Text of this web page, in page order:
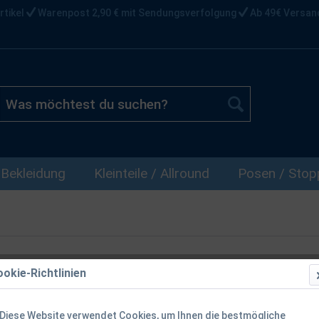
Warenpost 2,90 € mit Sendungsverfolgung Ab 49€
Bekleidung Kleinteile / Allround Posen /
Richtlinien
Diese Website verwendet Cookies, um Ihnen die bestmögliche